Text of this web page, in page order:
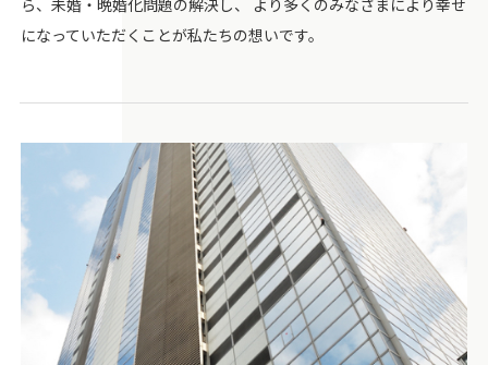
になっていただくことが私たちの想いです。